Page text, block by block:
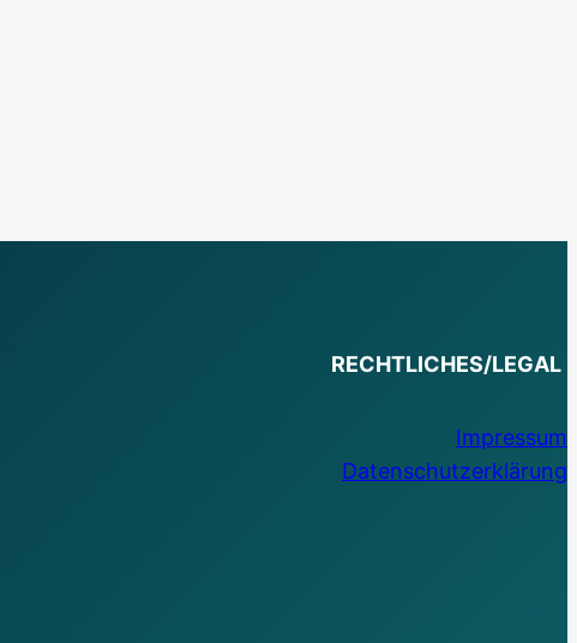
RECHTLICHES/LEGAL
Impressum
Datenschutzerklärung